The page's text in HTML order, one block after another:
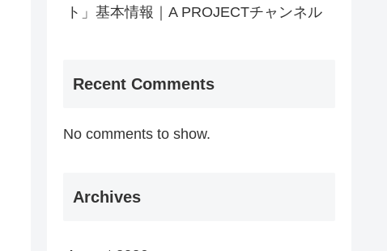
ト」基本情報｜A PROJECTチャンネル
Recent Comments
No comments to show.
Archives